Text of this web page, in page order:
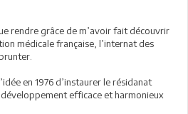
rendre grâce de m’avoir fait découvrir
médicale française, l’internat des
en 1976 d’instaurer le résidanat
efficace et harmonieux